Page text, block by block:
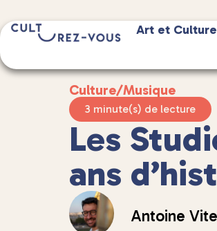
Art et Culture
Culture/Musique
3 minute(s) de lecture
Les
ans
Antoine